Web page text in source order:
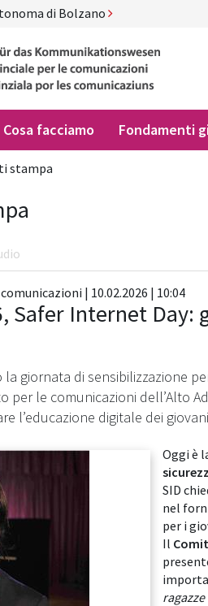
di Bolzano
Cosa facciamo Fondamenti
stampa
| 10.02.2026 | 10:04
Safer Internet Day:
giornata di sensibilizzazione
per le comunicazioni dell’Alto
l’educazione digitale dei
Oggi è
SID
nel
per i
Il